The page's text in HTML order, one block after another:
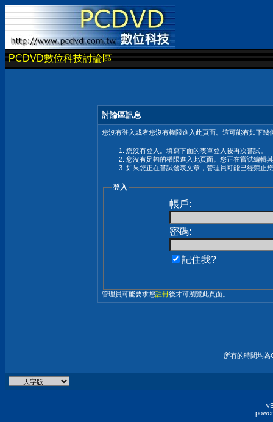
PCDVD數位科技討論區
討論區訊息
您沒有登入或者您沒有權限進入此頁面。這可能有如下幾
您沒有登入。填寫下面的表單登入後再次嘗試。
您沒有足夠的權限進入此頁面。您正在嘗試編輯
如果您正在嘗試發表文章，管理員可能已經禁止
登入
帳戶:
密碼:
記住我?
管理員可能要求您註冊後才可瀏覽此頁面。
所有的時間均為